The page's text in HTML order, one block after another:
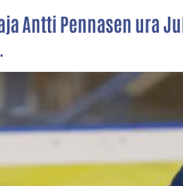
Antti Pennasen ura